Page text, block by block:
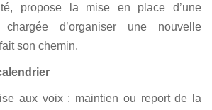
propose la mise en place d’une
d’organiser une nouvelle
son chemin.
aux voix : maintien ou report de la